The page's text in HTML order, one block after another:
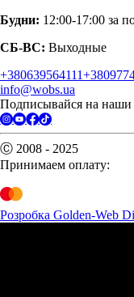
Будни: 12:00-17:00 за
СБ-ВС: Выходные
+380639564111
info@wobs.ua
Подписывайся на наши
Ⓒ 2008 - 2025
Принимаем оплату:
Розробка Golden-Web